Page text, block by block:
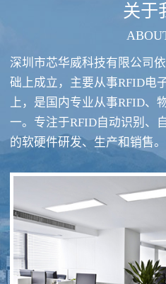
RFID酒类防伪系统方案
关于
深圳市芯华威科技有限公司
础上成立，主要从事RFID电
上，是国内专业从事RFID、
一。专注于RFID自动识别、
的软硬件研发、生产和销售